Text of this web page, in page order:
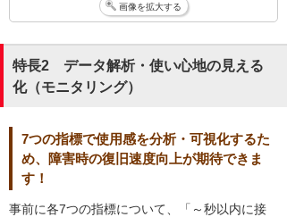
画像を拡大する
特長2 データ解析・使い心地の見える
化（モニタリング）
7つの指標で使用感を分析・可視化するた
め、障害時の復旧速度向上が期待できま
す！
事前に各7つの指標について、「～秒以内に接